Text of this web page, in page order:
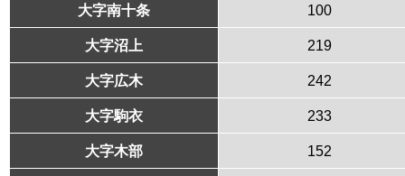
大字南十条 100
大字沼上 219
大字広木 242
大字駒衣 233
大字木部 152